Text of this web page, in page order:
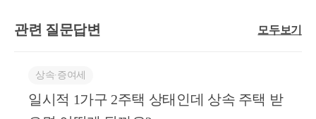
관련 질문답변 모두보기
상속∙증여세
일시적 1가구 2주택 상태인데 상속 주택 받